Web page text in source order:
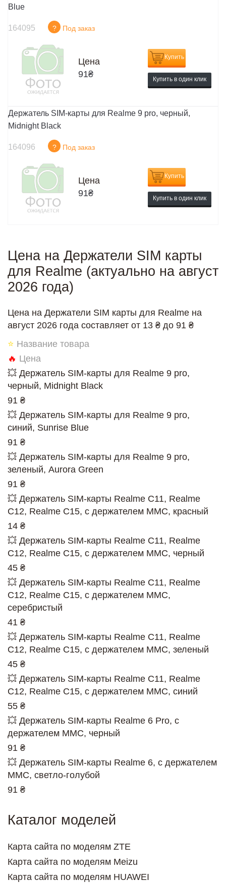
Blue
164095 ? Под заказ
Цена
91₴
Купить
Купить в один клик
Держатель SIM-карты для Realme 9 pro, черный,
Midnight Black
164096 ? Под заказ
Цена
91₴
Купить
Купить в один клик
Цена на Держатели SIM карты
для Realme (актуально на август
2026 года)
Цена на Держатели SIM карты для Realme на
август 2026 года составляет от 13 ₴ до 91 ₴
⭐ Название товара
🔥 Цена
💥 Держатель SIM-карты для Realme 9 pro,
черный, Midnight Black
91 ₴
💥 Держатель SIM-карты для Realme 9 pro,
синий, Sunrise Blue
91 ₴
💥 Держатель SIM-карты для Realme 9 pro,
зеленый, Aurora Green
91 ₴
💥 Держатель SIM-карты Realme C11, Realme
C12, Realme C15, c держателем MMC, красный
14 ₴
💥 Держатель SIM-карты Realme C11, Realme
C12, Realme C15, c держателем MMC, черный
45 ₴
💥 Держатель SIM-карты Realme C11, Realme
C12, Realme C15, c держателем MMC,
серебристый
41 ₴
💥 Держатель SIM-карты Realme C11, Realme
C12, Realme C15, c держателем MMC, зеленый
45 ₴
💥 Держатель SIM-карты Realme C11, Realme
C12, Realme C15, c держателем MMC, синий
55 ₴
💥 Держатель SIM-карты Realme 6 Pro, c
держателем MMC, черный
91 ₴
💥 Держатель SIM-карты Realme 6, c держателем
MMC, светло-голубой
91 ₴
Каталог моделей
Карта сайта по моделям ZTE
Карта сайта по моделям Meizu
Карта сайта по моделям HUAWEI